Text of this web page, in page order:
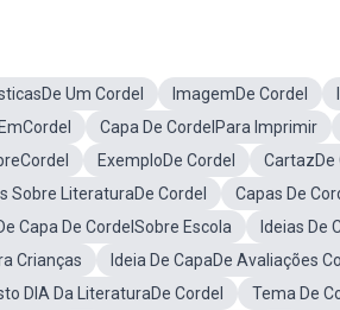
Um Cordel ImagemDe Cordel
Capa De CordelPara Imprimir
ExemploDe Cordel CartazDe
Sobre LiteraturaDe Cordel
Capas De
Capa De CordelSobre Escola
Ideias De
Crianças
Ideia De CapaDe Avaliações
DIA Da LiteraturaDe Cordel
Tema De